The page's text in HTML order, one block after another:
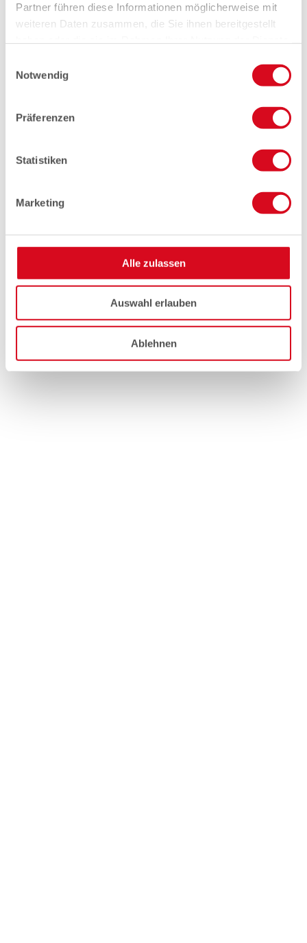
Partner führen diese Informationen möglicherweise mit
weiteren Daten zusammen, die Sie ihnen bereitgestellt
Notwendig
Präferenzen
Statistiken
Marketing
Alle zulassen
Auswahl erlauben
Ablehnen